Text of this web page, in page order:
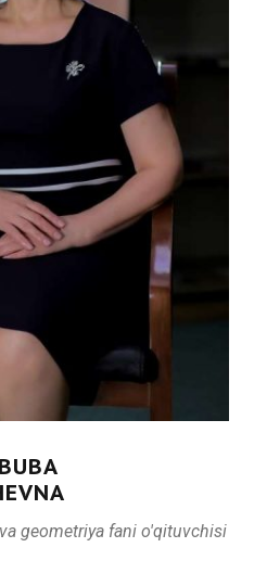
geometriya fani o'qituvchisi